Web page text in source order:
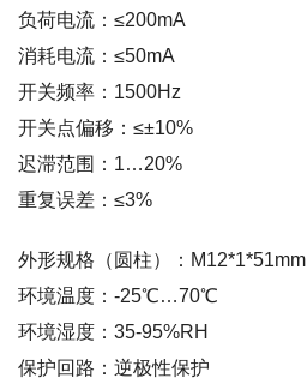
负荷电流：≤200mA
消耗电流：≤50mA
开关频率：1500Hz
开关点偏移：≤±10%
迟滞范围：1…20%
重复误差：≤3%
外形规格（圆柱）：M12*1*51mm
环境温度：-25℃…70℃
环境湿度：35-95%RH
保护回路：逆极性保护